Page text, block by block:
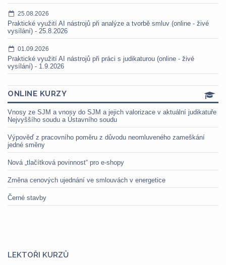
25.08.2026
Praktické využití AI nástrojů při analýze a tvorbě smluv (online - živé
vysílání) - 25.8.2026
01.09.2026
Praktické využití AI nástrojů při práci s judikaturou (online - živé
vysílání) - 1.9.2026
ONLINE KURZY
Vnosy ze SJM a vnosy do SJM a jejich valorizace v aktuální judikatuře
Nejvyššího soudu a Ústavního soudu
Výpověď z pracovního poměru z důvodu neomluveného zameškání
jedné směny
Nová „tlačítková povinnost“ pro e-shopy
Změna cenových ujednání ve smlouvách v energetice
Černé stavby
LEKTOŘI KURZŮ